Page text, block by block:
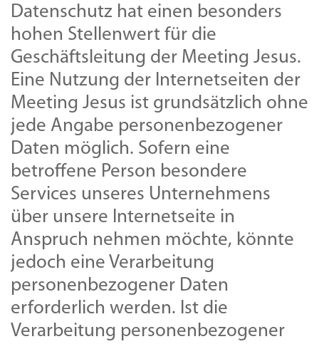
Datenschutz hat einen besonders
hohen Stellenwert für die
Geschäftsleitung der Meeting Jesus.
Eine Nutzung der Internetseiten der
Meeting Jesus ist grundsätzlich ohne
jede Angabe personenbezogener
Daten möglich. Sofern eine
betroffene Person besondere
Services unseres Unternehmens
über unsere Internetseite in
Anspruch nehmen möchte, könnte
jedoch eine Verarbeitung
personenbezogener Daten
erforderlich werden. Ist die
Verarbeitung personenbezogener